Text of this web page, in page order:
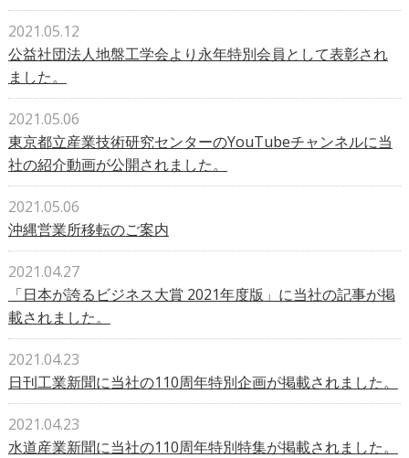
2021.05.12
公益社団法人地盤工学会より永年特別会員として表彰され
ました。
2021.05.06
東京都⽴産業技術研究センターのYouTubeチャンネルに当
社の紹介動画が公開されました。
2021.05.06
沖縄営業所移転のご案内
2021.04.27
「日本が誇るビジネス大賞 2021年度版」に当社の記事が掲
載されました。
2021.04.23
日刊工業新聞に当社の110周年特別企画が掲載されました。
2021.04.23
水道産業新聞に当社の110周年特別特集が掲載されました。